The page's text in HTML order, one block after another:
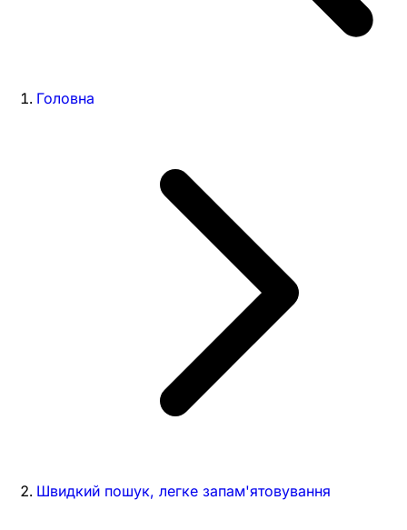
Головна
Швидкий пошук, легке запам'ятовування